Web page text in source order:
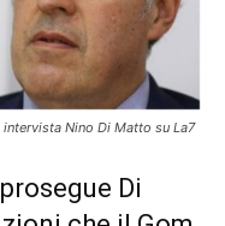
intervista Nino Di Matto su La7
Di